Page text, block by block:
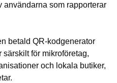
användarna som rapporterar
betald QR-kodgenerator
särskilt för mikroföretag,
och lokala butiker,